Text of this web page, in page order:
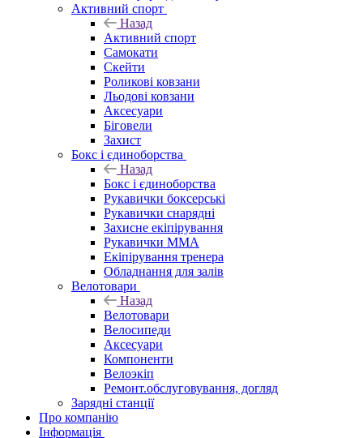
Активний спорт
Назад
Активний спорт
Самокати
Скейти
Роликові ковзани
Льодові ковзани
Аксесуари
Біговели
Захист
Бокс і єдиноборства
Назад
Бокс і єдиноборства
Рукавички боксерські
Рукавички снарядні
Захисне екіпірування
Рукавички ММА
Екіпірування тренера
Обладнання для залів
Велотовари
Назад
Велотовари
Велосипеди
Аксесуари
Компоненти
Велоэкіп
Ремонт.обслуговування, догляд
Зарядні станції
Про компанію
Інформація